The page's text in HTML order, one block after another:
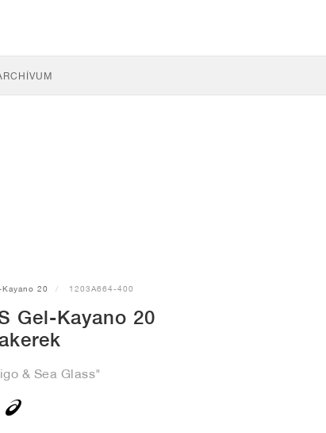
Kayano 20 1203A664-400
Gel-Kayano 20
& Sea Glass"